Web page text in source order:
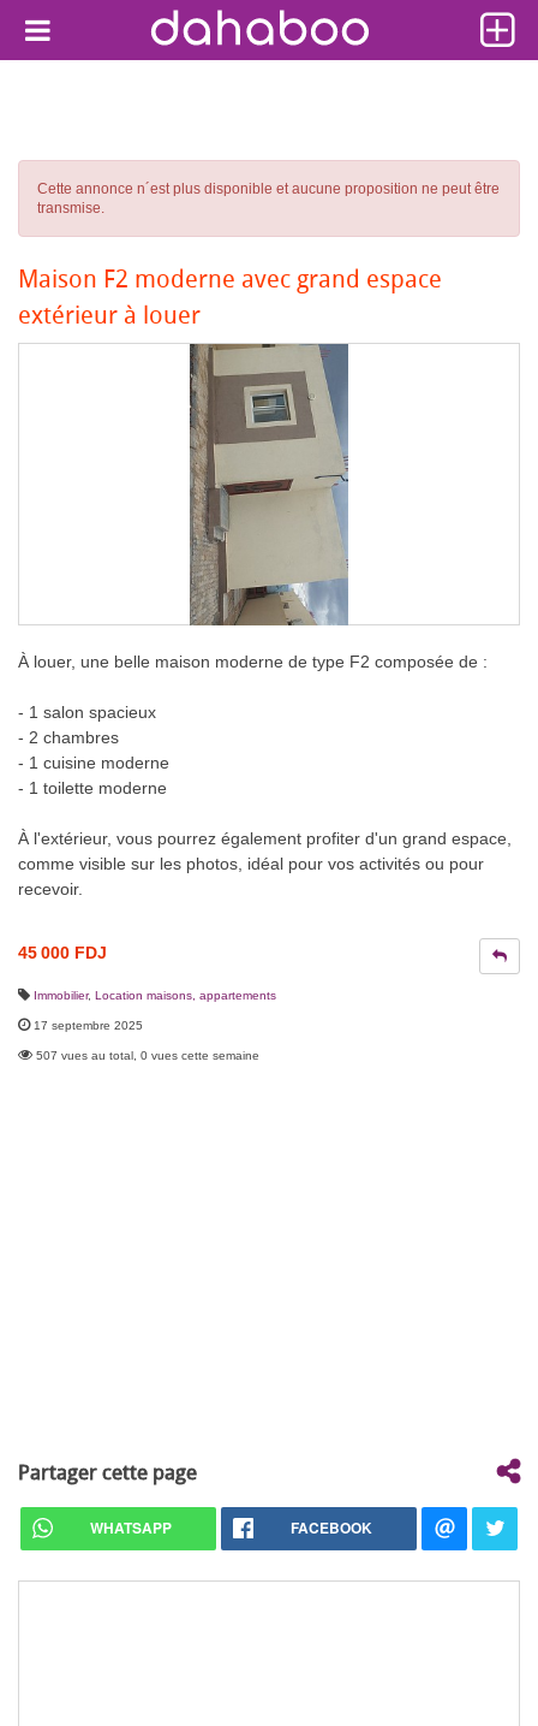
Cette annonce n´est plus disponible et aucune proposition ne peut être
transmise.
Maison F2 moderne avec grand espace
extérieur à louer
À louer, une belle maison moderne de type F2 composée de :
- 1 salon spacieux
- 2 chambres
- 1 cuisine moderne
- 1 toilette moderne
À l'extérieur, vous pourrez également profiter d'un grand espace,
comme visible sur les photos, idéal pour vos activités ou pour
recevoir.
45 000 FDJ
Immobilier, Location maisons, appartements
17 septembre 2025
507 vues au total, 0 vues cette semaine
Partager cette page
WHATSAPP FACEBOOK